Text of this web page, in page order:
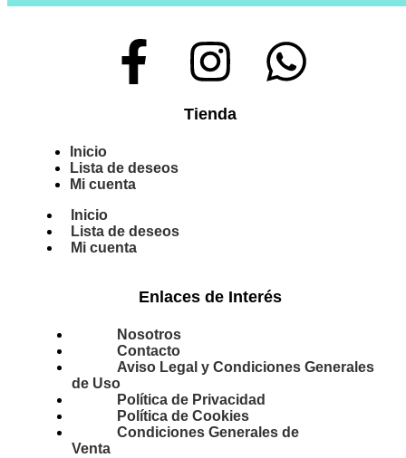
Tienda
Inicio
Lista de deseos
Mi cuenta
Inicio
Lista de deseos
Mi cuenta
Enlaces de Interés
Nosotros
Contacto
Aviso Legal y Condiciones Generales
de Uso
Política de Privacidad
Política de Cookies
Condiciones Generales de
Venta